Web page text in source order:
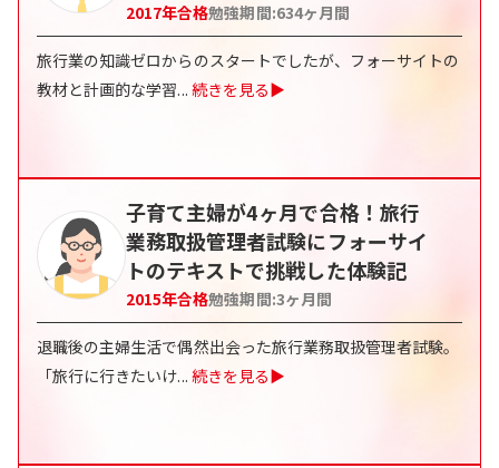
2017年合格勉強期間:634ヶ月間
旅行業の知識ゼロからのスタートでしたが、フォーサイトの
教材と計画的な学習... 続きを見る▶
子育て主婦が4ヶ月で合格！旅行
業務取扱管理者試験にフォーサイ
トのテキストで挑戦した体験記
2015年合格勉強期間:3ヶ月間
退職後の主婦生活で偶然出会った旅行業務取扱管理者試験。
「旅行に行きたいけ... 続きを見る▶